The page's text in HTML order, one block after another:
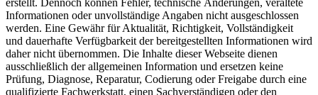
erstellt. Dennoch können Fehler, technische Änderungen, veraltete
Informationen oder unvollständige Angaben nicht ausgeschlossen
werden. Eine Gewähr für Aktualität, Richtigkeit, Vollständigkeit
und dauerhafte Verfügbarkeit der bereitgestellten Informationen wird
daher nicht übernommen. Die Inhalte dieser Webseite dienen
ausschließlich der allgemeinen Information und ersetzen keine
Prüfung, Diagnose, Reparatur, Codierung oder Freigabe durch eine
qualifizierte Fachwerkstatt, einen Sachverständigen oder den